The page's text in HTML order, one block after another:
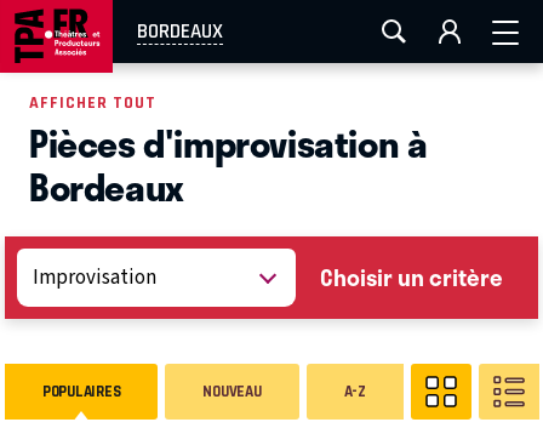
BORDEAUX
AIX-MARSEILLE AURAY LA ROCHELLE
EN TOURNÉE
AFFICHER TOUT
Pièces d'improvisation à
Bordeaux
Choisir un critère
POPULAIRES NOUVEAU A-Z